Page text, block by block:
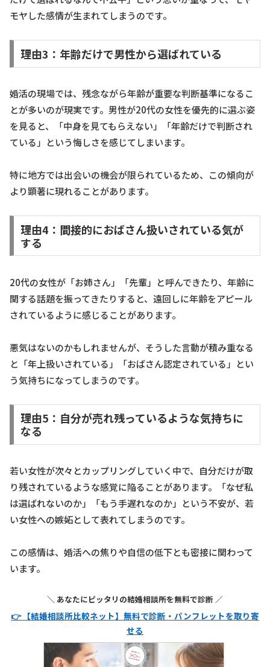
モヤした感情が生まれてしまうのです。
理由3：年齢だけで男性から選ばれている
婚活の現場では、残念ながら年齢が重要な判断基準になるこ
とが多いのが現実です。男性が20代の女性を優先的に選ぶ姿
を見ると、「中身を見てもらえない」「年齢だけで判断され
ている」という悔しさを感じてしまいます。
特に地方では出会いの機会が限られているため、この傾向が
より顕著に現れることがあります。
理由4：間接的におばさん扱いされている気が
する
20代の女性が「お姉さん」「先輩」と呼んできたり、年齢に
関する話題を振ってきたりすると、遠回しに年齢をアピール
されているように感じることがあります。
悪気はないのかもしれませんが、そうした言動が積み重なる
と「年上扱いされている」「おばさん認定されている」とい
う気持ちになってしまうのです。
理由5：自分が売れ残っているような気持ちに
なる
若い女性が次々とカップリングしていく中で、自分だけが取
り残されているような感覚に陥ることがあります。「なぜ私
は選ばれないのか」「もう手遅れなのか」という不安が、若
い女性への嫉妬として表れてしまうのです。
この感情は、婚活への焦りや自信の低下とも密接に関わって
います。
＼ あなたにピッタリの結婚相談所を無料で診断 ／
👉 【結婚相談所比較ネット】無料で診断・パンフレットを取り寄
せる